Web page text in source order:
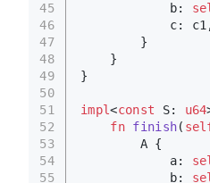
45
46
47
48
49
50
51
52
53
54
55
            b:
c:
        }
    }
}
impl<const S: u64
fn finish(
        A {
            a:
            b: